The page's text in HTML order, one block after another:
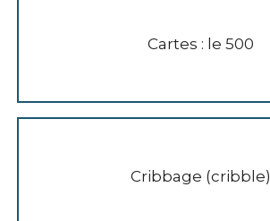
Cartes : le 500
Cribbage (cribble)